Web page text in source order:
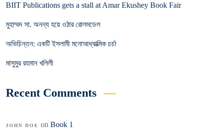
BIIT Publications gets a stall at Amar Ekushey Book Fair
মুহাম্মদ সা. অনন্য হয়ে ওঠার রোলমডেল
অভিচিন্তন: একটি ইসলামী মনোআধ্যাত্মিক চর্চা
মাসুমুর রহমান খলিলী
Recent Comments
JOHN DOE on Book 1